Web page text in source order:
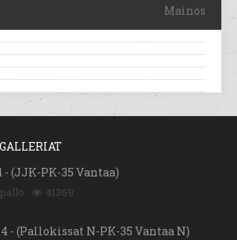
Mainos
- (JJK-PK-35 Vantaa)
41369
- (Pallokissat N-PK-35 Vantaa N)